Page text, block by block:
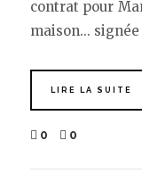
contrat pour
maison...
LIRE LA SUITE
0 0